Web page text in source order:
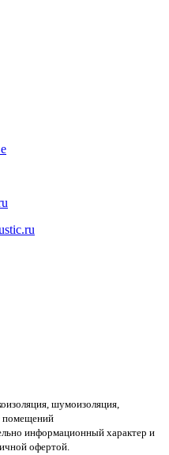
шумоизоляция,
помещений
информационный характер и
офертой.